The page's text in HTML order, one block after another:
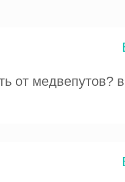
от медвепутов?